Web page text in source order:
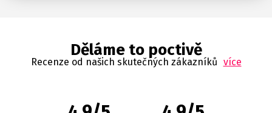
Děláme to poctivě
Recenze od našich skutečných zákazníků více